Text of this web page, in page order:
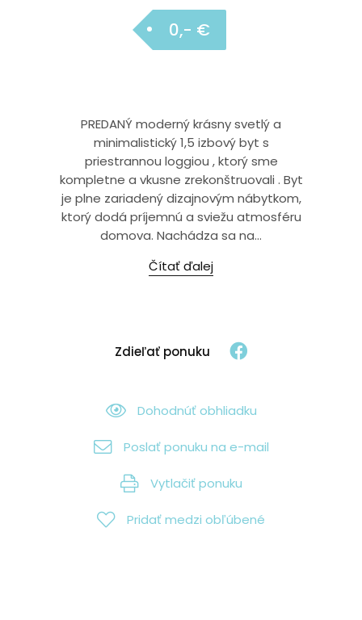
0,- €
PREDANÝ moderný krásny svetlý a
minimalistický 1,5 izbový byt s
priestrannou loggiou , ktorý sme
kompletne a vkusne zrekonštruovali . Byt
je plne zariadený dizajnovým nábytkom,
ktorý dodá príjemnú a sviežu atmosféru
domova. Nachádza sa na...
Čítať ďalej
Zdieľať ponuku
Dohodnúť obhliadku
Poslať ponuku na e-mail
Vytlačiť ponuku
Pridať medzi obľúbené